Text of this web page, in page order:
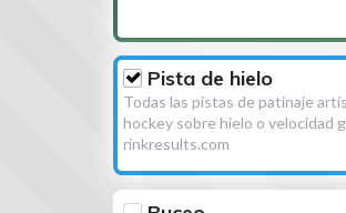
Pista de hielo
Todas las pistas de patinaje
hockey sobre hielo o velocidad
rinkresults.com